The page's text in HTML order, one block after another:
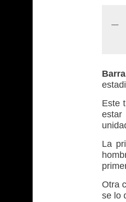
Este
La
Otra
se lo